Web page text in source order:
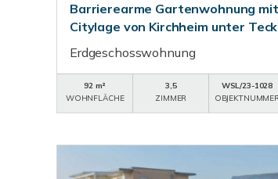
Barrierearme Gartenwohnung
Citylage von Kirchheim unter Teck
Erdgeschosswohnung
92 m²
WOHNFLÄCHE
3,5
ZIMMER
WSL/23-1028